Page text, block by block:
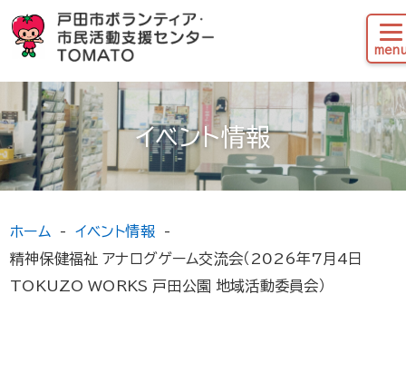
イベント情報
ホーム
イベント情報
精神保健福祉 アナログゲーム交流会（2026年7月4日
TOKUZO WORKS 戸田公園 地域活動委員会）